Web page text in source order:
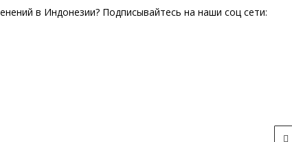
в Индонезии? Подписывайтесь на наши соц сети: